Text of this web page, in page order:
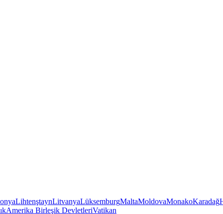
LihtenştaynLitvanyaLüksemburgMaltaMoldovaMonakoKaradağ
Amerika Birleşik DevletleriVatikan